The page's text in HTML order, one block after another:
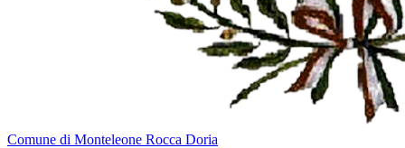
Comune di Monteleone Rocca Doria